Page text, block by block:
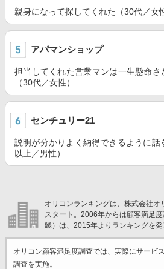
親身になって探してくれた（30代／女
アパマンショップ
担当してくれた営業マンは一生懸命さ
（30代／女性）
センチュリー21
説明が分かりよく納得できるように
以上／男性）
オリコンランキングは、株式会社オ
スタート。2006年からは顧客満足
畿）は、2015年よりランキングを発
オリコン顧客満足度調査では、実際にサービ
調査を実施。